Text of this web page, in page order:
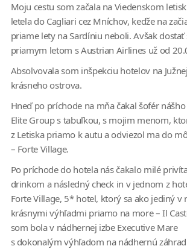
Moju cestu som začala na Viedenskom
letela do Cagliari cez Mníchov, keďže na
priame lety na Sardíniu neboli. Avšak
priamym letom s Austrian Airlines už od
Absolvovala som inšpekciu hotelov na
krásneho ostrova.
Hneď po príchode na mňa čakal šofér
Elite Group s tabuľkou, s mojim menom,
z Letiska priamo k autu a odviezol ma do
– Forte Village.
Po príchode do hotela nás čakalo milé
drinkom a následný check in v jednom z
Forte Village, 5* hotel, ktorý sa ako jediný v
krásnymi výhľadmi priamo na more – Il
som bola v nádhernej izbe Executive Mare
s dokonalým výhľadom na nádhernú